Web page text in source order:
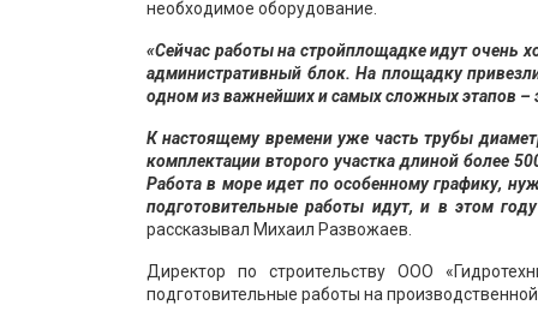
необходимое оборудование.
«Сейчас работы на стройплощадке идут очень
административный блок. На площадку
одном из важнейших и самых сложных этапов –
К настоящему времени уже часть трубы
комплектации второго участка длиной более
Работа в море идет по особенному графику,
подготовительные работы идут, и в этом
рассказывал Михаил Развожаев.
Директор по строительству ООО
подготовительные работы на